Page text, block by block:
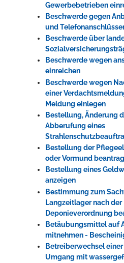
Gewerbebetrieben
Beschwerde gegen
und
Beschwerde über
Beschwerde wegen
einreichen
Beschwerde wegen
einer
Meldung einlegen
Bestellung, Änderung
Abberufung eines
Bestellung der
oder Vormund
Bestellung eines
anzeigen
Bestimmung zum
Langzeitlager nach der
Deponieverordnung
Betäubungsmittel auf
mitnehmen -
Betreiberwechsel
Umgang mit